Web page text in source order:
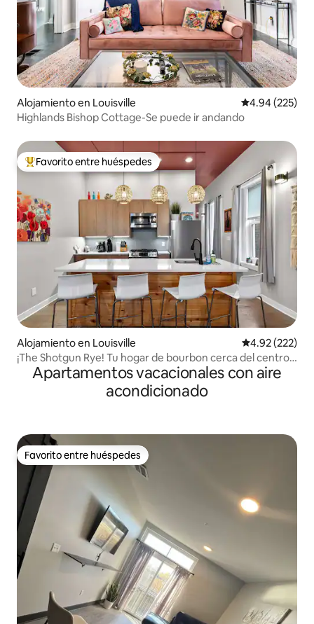
Alojamiento en Louisville Calificación
4.94 (225)
Highlands Bishop Cottage-Se puede ir andando
Favorito entre huéspedes preferido
Favorito entre huéspedes
Alojamiento en Louisville Calificación
4.92 (222)
¡The Shotgun Rye! Tu hogar de bourbon cerca del centro
de la ciudad
Apartamentos vacacionales con aire
acondicionado
Favorito entre huéspedes
Favorito entre huéspedes